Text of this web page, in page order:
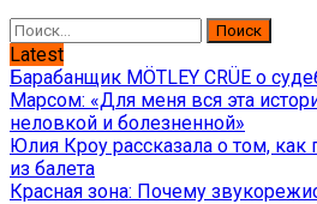
Найти:
Latest
Барабанщик MÖTLEY CRÜE о
Марсом: «Для меня вся эта
неловкой и болезненной»
Юлия Кроу рассказала о том,
из балета
Красная зона: Почему